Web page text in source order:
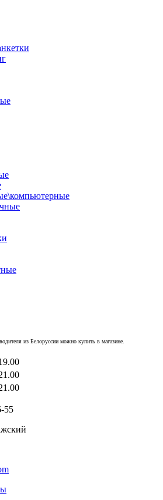
из Белоруссии можно купить в магазине.
55